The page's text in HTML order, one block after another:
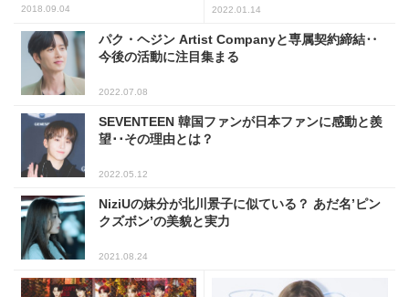
2018.09.04 2022.01.14
パク・ヘジン Artist Companyと専属契約締結‥
今後の活動に注目集まる
2022.07.08
SEVENTEEN 韓国ファンが日本ファンに感動と羨
望･･その理由とは？
2022.05.12
NiziUの妹分が北川景子に似ている？ あだ名’ピン
クズボン’の美貌と実力
2021.08.24